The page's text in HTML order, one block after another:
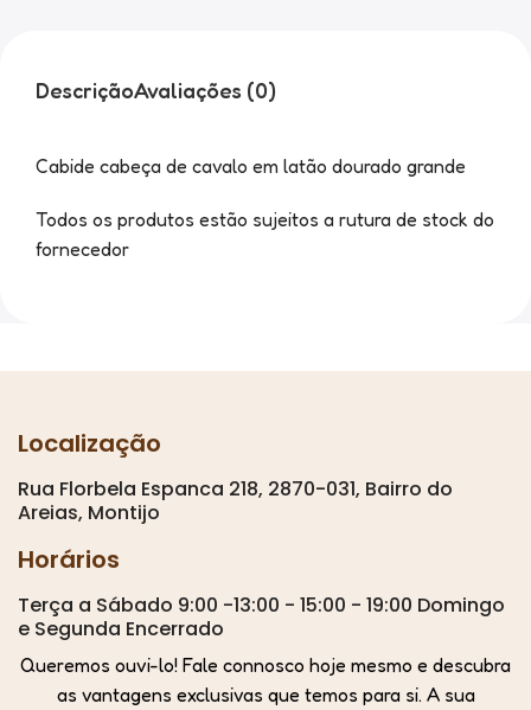
DescriçãoAvaliações (0)
Cabide cabeça de cavalo em latão dourado grande
Todos os produtos estão sujeitos a rutura de stock do
fornecedor
Localização
Rua Florbela Espanca 218, 2870-031, Bairro do
Areias, Montijo
Horários
Terça a Sábado 9:00 -13:00 - 15:00 - 19:00 Domingo
e Segunda Encerrado
Queremos ouvi-lo! Fale connosco hoje mesmo e descubra
as vantagens exclusivas que temos para si. A sua